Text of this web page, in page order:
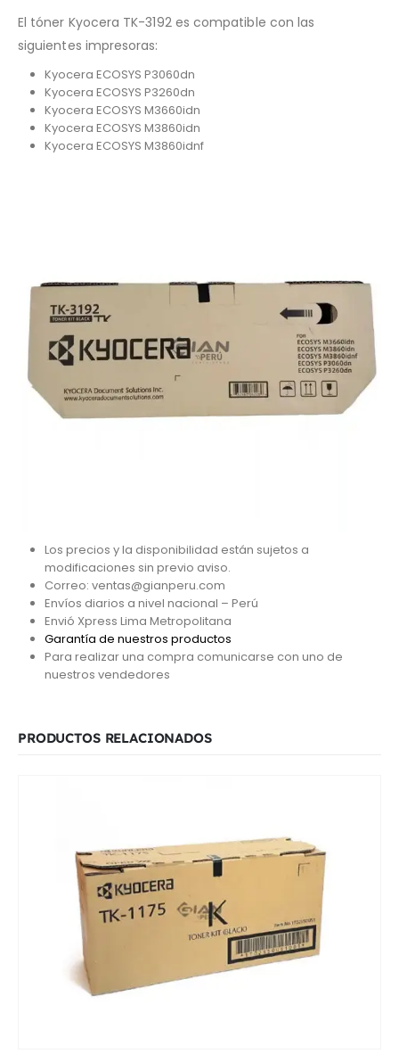
El tóner Kyocera TK-3192 es compatible con las
siguientes impresoras:
Kyocera ECOSYS P3060dn
Kyocera ECOSYS P3260dn
Kyocera ECOSYS M3660idn
Kyocera ECOSYS M3860idn
Kyocera ECOSYS M3860idnf
Los precios y la disponibilidad están sujetos a
modificaciones sin previo aviso.
Correo: ventas@gianperu.com
Envíos diarios a nivel nacional – Perú
Envió Xpress Lima Metropolitana
Garantía de nuestros productos
Para realizar una compra comunicarse con uno de
nuestros vendedores
PRODUCTOS RELACIONADOS